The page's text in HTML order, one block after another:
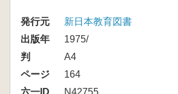
発行元
新日本教育図書
出版年
1975/
判
A4
ページ
164
六一ID
N42755